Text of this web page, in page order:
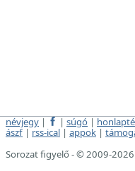
névjegy | | súgó |
ászf | rss-ical | appok |
Sorozat figyelő - © 2009-